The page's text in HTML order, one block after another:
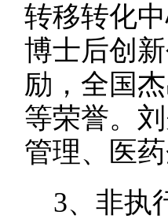
转移转化
博士后创
励，全国
等荣誉。
管理、医
3、非执